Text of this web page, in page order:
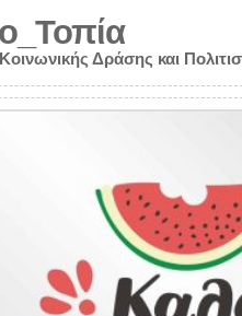
Κοινωνικής Δράσης και